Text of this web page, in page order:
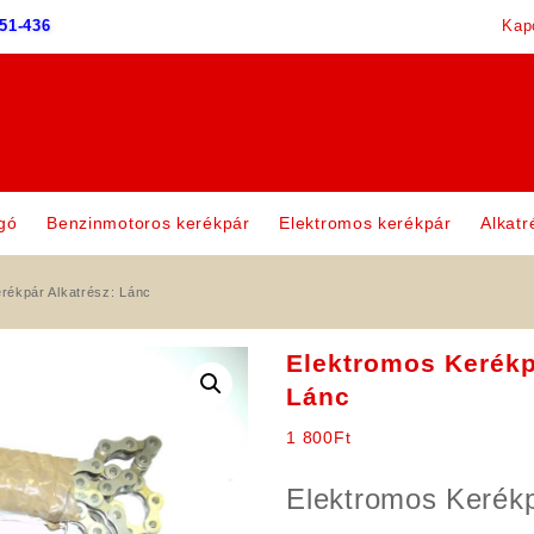
436
Benzinmotoros kerékpár Elektromos kerékpár
Alkatrész: Lánc
Elektromos
Lánc
1 800Ft
Elektromos